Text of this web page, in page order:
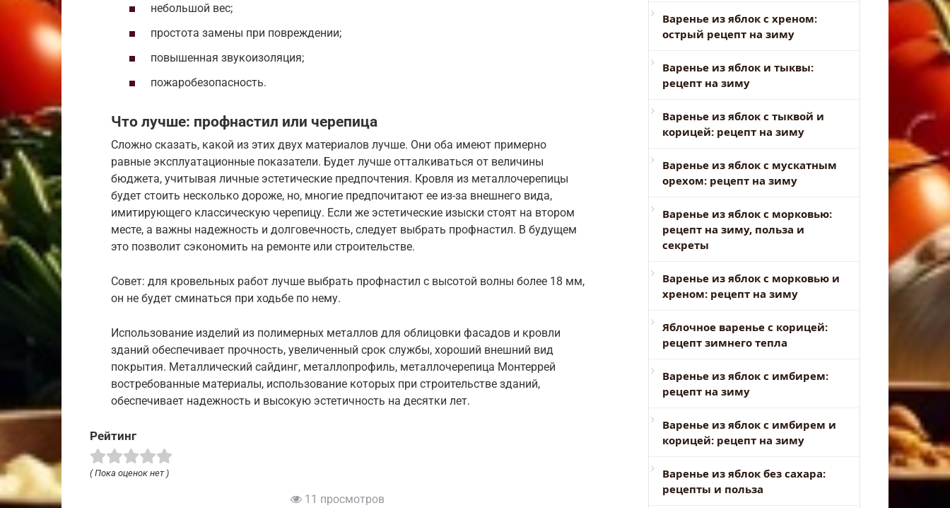
небольшой вес;
простота замены при повреждении;
повышенная звукоизоляция;
пожаробезопасность.
Что лучше: профнастил или черепица
Сложно сказать, какой из этих двух материалов лучше. Они оба имеют примерно
равные эксплуатационные показатели. Будет лучше отталкиваться от величины
бюджета, учитывая личные эстетические предпочтения. Кровля из металлочерепицы
будет стоить несколько дороже, но, многие предпочитают ее из-за внешнего вида,
имитирующего классическую черепицу. Если же эстетические изыски стоят на втором
месте, а важны надежность и долговечность, следует выбрать профнастил. В будущем
это позволит сэкономить на ремонте или строительстве.
Совет: для кровельных работ лучше выбрать профнастил с высотой волны более 18 мм,
он не будет сминаться при ходьбе по нему.
Использование изделий из полимерных металлов для облицовки фасадов и кровли
зданий обеспечивает прочность, увеличенный срок службы, хороший внешний вид
покрытия. Металлический сайдинг, металлопрофиль, металлочерепица Монтеррей
востребованные материалы, использование которых при строительстве зданий,
обеспечивает надежность и высокую эстетичность на десятки лет.
Рейтинг
( Пока оценок нет )
11 просмотров
Варенье из яблок с хреном:
острый рецепт на зиму
Варенье из яблок и тыквы:
рецепт на зиму
Варенье из яблок с тыквой и
корицей: рецепт на зиму
Варенье из яблок с мускатным
орехом: рецепт на зиму
Варенье из яблок с морковью:
рецепт на зиму, польза и
секреты
Варенье из яблок с морковью и
хреном: рецепт на зиму
Яблочное варенье с корицей:
рецепт зимнего тепла
Варенье из яблок с имбирем:
рецепт на зиму
Варенье из яблок с имбирем и
корицей: рецепт на зиму
Варенье из яблок без сахара:
рецепты и польза